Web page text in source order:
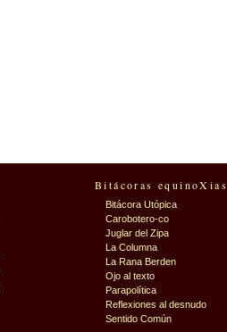
Bitácoras equinoXias
Bitácora Utópica
Carobotero-co
Juglar del Zipa
La Columna
La Rana Berden
Ojo al texto
Parapolítica
Reflexiones al desnudo
Sentido Común